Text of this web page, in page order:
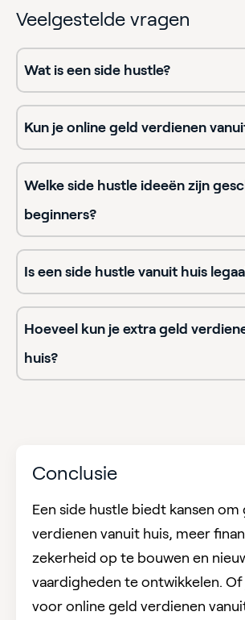
Veelgestelde vragen
Wat is een side hustle?
Kun je online geld verdienen
Welke side hustle ideeën zijn
beginners?
Is een side hustle vanuit huis
Hoeveel kun je extra geld
huis?
Conclusie
Een side hustle biedt kansen om
verdienen vanuit huis, meer
zekerheid op te bouwen en
vaardigheden te ontwikkelen. Of
voor online geld verdienen